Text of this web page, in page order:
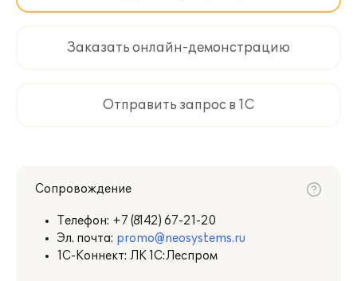
Заказать онлайн-демонстрацию
Отправить запрос в 1С
Сопровождение
Телефон: +7 (8142) 67-21-20
Эл. почта: promo@neosystems.ru
1С-Коннект: ЛК 1С:Леспром